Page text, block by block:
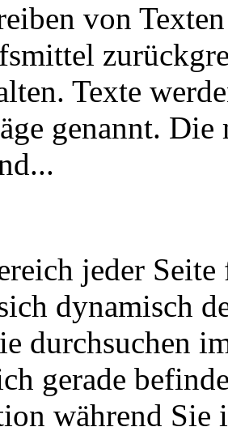
von
Texte
genannt.
jeder Seite
dynamisch
durchsuchen
gerade
während Sie